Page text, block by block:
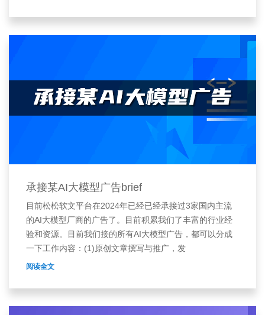
承接某AI大模型广告brief
目前松松软文平台在2024年已经已经承接过3家国内主流
的AI大模型厂商的广告了。目前积累我们了丰富的行业经
验和资源。目前我们接的所有AI大模型广告，都可以分成
一下工作内容：(1)原创文章撰写与推广，发
阅读全文